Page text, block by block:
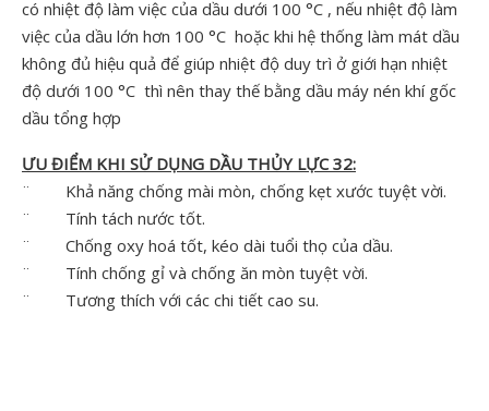
có nhiệt độ làm việc của dầu dưới 100 °C , nếu nhiệt độ làm
việc của dầu lớn hơn 100 °C hoặc khi hệ thống làm mát dầu
không đủ hiệu quả để giúp nhiệt độ duy trì ở giới hạn nhiệt
độ dưới 100 °C thì nên thay thế bằng dầu máy nén khí gốc
dầu tổng hợp
ƯU ĐIỂM KHI SỬ DỤNG DẦU THỦY LỰC 32:
¨ Khả năng chống mài mòn, chống kẹt xước tuyệt vời.
¨ Tính tách nước tốt.
¨ Chống oxy hoá tốt, kéo dài tuổi thọ của dầu.
¨ Tính chống gỉ và chống ăn mòn tuyệt vời.
¨ Tương thích với các chi tiết cao su.